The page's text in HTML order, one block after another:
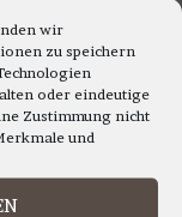
wir
zu speichern
oder eindeutige
Zustimmung nicht
und
ANRUF